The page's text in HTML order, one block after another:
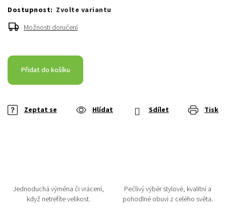
Zvolte variantu
Možnosti doručení
Přidat do košíku
Tisk
Zeptat se Hlídat Sdílet
Jednoduchá výměna či vrácení,
když netrefíte velikost.
Pečlivý výběr stylové, kvalitní a
pohodlné obuvi z celého světa.